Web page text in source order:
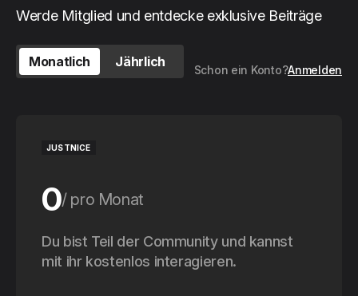
Werde Mitglied und entdecke exklusive Beiträge
Monatlich Jährlich
Schon ein Konto?Anmelden
JUSTNICE
0 pro Monat
0 pro Jahr
Du bist Teil der Community und kannst
mit ihr kostenlos interagieren.